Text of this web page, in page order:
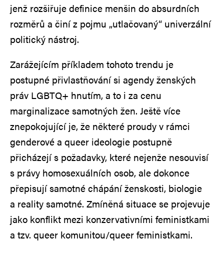
jenž rozšiřuje definice menšin do absurdních
rozměrů a činí z pojmu „utlačovaný“ univerzální
politický nástroj.
Zarážejícím příkladem tohoto trendu je
postupné přivlastňování si agendy ženských
práv LGBTQ+ hnutím, a to i za cenu
marginalizace samotných žen. Ještě více
znepokojující je, že některé proudy v rámci
genderové a queer ideologie postupně
přicházejí s požadavky, které nejenže nesouvisí
s právy homosexuálních osob, ale dokonce
přepisují samotné chápání ženskosti, biologie
a reality samotné. Zmíněná situace se projevuje
jako konflikt mezi konzervativními feministkami
a tzv. queer komunitou/queer feministkami.